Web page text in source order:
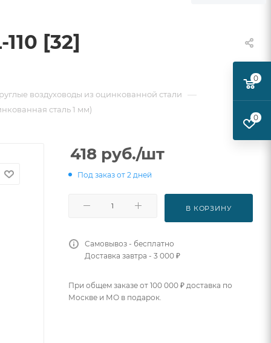
[32]
воздуховоды из оцинкованной стали —
сталь 1 мм)
418 руб./шт
Под заказ от 2 дней
В КОРЗИНУ
Самовывоз - бесплатно
Доставка завтра - 3 000 ₽
При общем заказе от 100 000 ₽ доставка по
Москве и МО в подарок.
0
0